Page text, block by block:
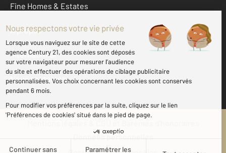
Fine Homes & Estates
À propos
International
Nous contacter
Données personnelles